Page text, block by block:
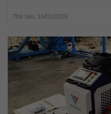
Thứ sáu, 16/01/2026